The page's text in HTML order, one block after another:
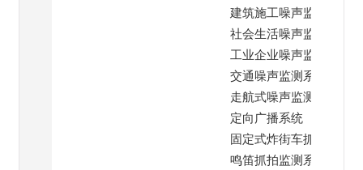
建筑施工噪声监测系统
社会生活噪声监测系统
工业企业噪声监测系统
交通噪声监测系统
走航式噪声监测系统
定向广播系统
固定式炸街车抓拍系统
鸣笛抓拍监测系统